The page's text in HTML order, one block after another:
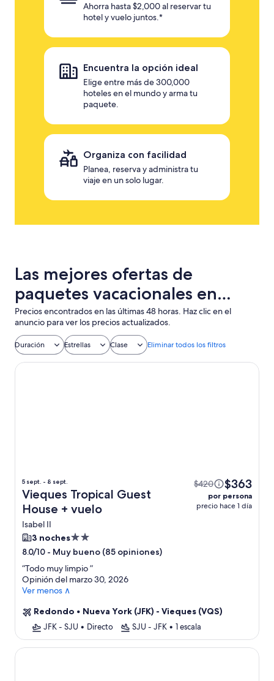
Ahorra hasta $2,000 al reservar tu
hotel y vuelo juntos.*
Encuentra la opción ideal
Elige entre más de 300,000
hoteles en el mundo y arma tu
paquete.
Organiza con facilidad
Planea, reserva y administra tu
viaje en un solo lugar.
Las mejores ofertas de
paquetes vacacionales en
Puerto Ferro con vuelo + hotel
incluido
Precios encontrados en las últimas 48 horas. Haz clic en el
anuncio para ver los precios actualizados.
Duración Estrellas Clase Eliminar todos los filtros
5 sept. - 8 sept.
Vieques Tropical Guest
House + vuelo
Isabel II
$420 $363
por persona
precio hace 1 día
3 nochesPropiedad
de
2.0
estrellas
8.0/10 - Muy bueno (85 opiniones)
“Todo muy limpio”
Opinión del marzo 30, 2026
Ver menos ∧
Redondo • Nueva York (JFK) - Vieques (VQS)
JFK - SJU • Directo SJU - JFK • 1 escala
Vieques Tropical Guest House
Club Vieques - Adults Only Resort - LGBT Friendly